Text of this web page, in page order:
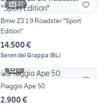
12
Bmw Z3 1.9 Roadster "Sport
Edition"
14.500 €
Seren del Grappa (BL)
2
Piaggio Ape 50
2.900 €